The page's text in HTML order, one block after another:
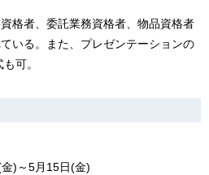
格者、委託業務資格者、物品資格者
いる。また、プレゼンテーションの
可。
)～5月15日(金)